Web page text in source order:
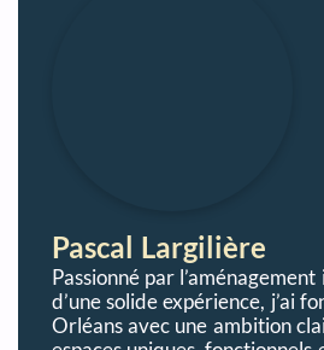
Pascal Largilière
Passionné par
d’une solide expérience, j’ai
Orléans avec une ambition